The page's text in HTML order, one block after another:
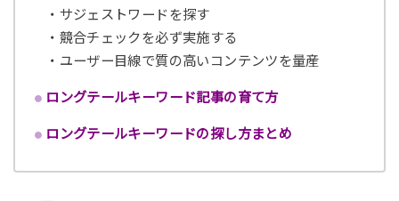
・サジェストワードを探す
・競合チェックを必ず実施する
・ユーザー目線で質の高いコンテンツを量産
ロングテールキーワード記事の育て方
ロングテールキーワードの探し方まとめ